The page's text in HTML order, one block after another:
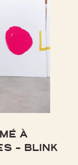
À
– BLINK